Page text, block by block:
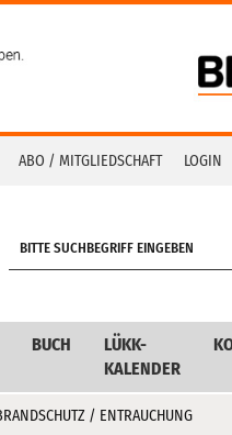
ABO / MITGLIEDSCHAFT LOGIN
BUCH
LÜKK-
KALENDER
/ ENTRAUCHUNG